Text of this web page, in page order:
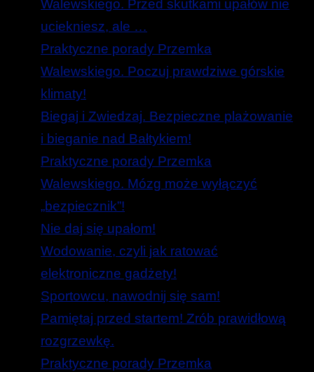
Walewskiego. Przed skutkami upałów nie
uciekniesz, ale …
Praktyczne porady Przemka
Walewskiego. Poczuj prawdziwe górskie
klimaty!
Biegaj i Zwiedzaj. Bezpieczne plażowanie
i bieganie nad Bałtykiem!
Praktyczne porady Przemka
Walewskiego. Mózg może wyłączyć
„bezpiecznik”!
Nie daj się upałom!
Wodowanie, czyli jak ratować
elektroniczne gadżety!
Sportowcu, nawodnij się sam!
Pamiętaj przed startem! Zrób prawidłową
rozgrzewkę.
Praktyczne porady Przemka